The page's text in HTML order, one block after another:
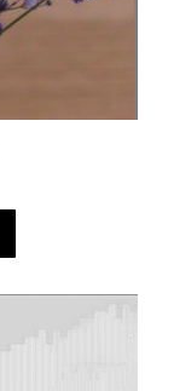
producto
tiene